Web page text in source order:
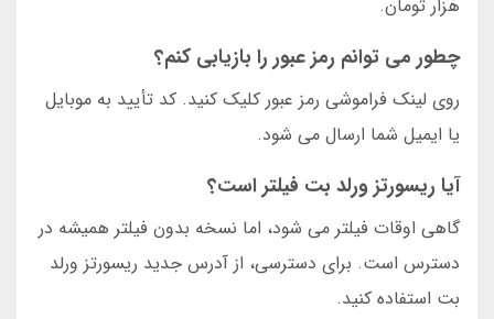
هزار تومان.
چطور می توانم رمز عبور را بازیابی کنم؟
روی لینک فراموشی رمز عبور کلیک کنید. کد تأیید به موبایل
یا ایمیل شما ارسال می شود.
آیا ریسورتز ورلد بت فیلتر است؟
گاهی اوقات فیلتر می شود، اما نسخه بدون فیلتر همیشه در
دسترس است. برای دسترسی، از آدرس جدید ریسورتز ورلد
بت استفاده کنید.